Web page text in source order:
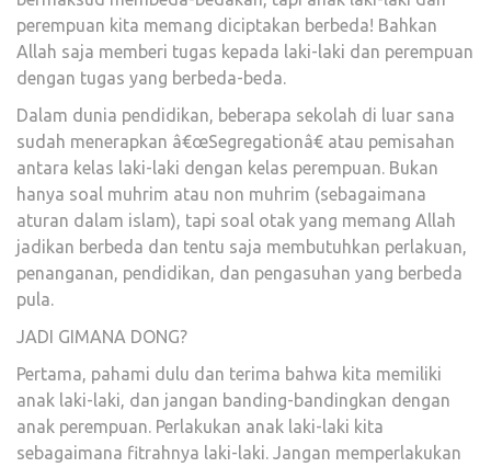
perempuan kita memang diciptakan berbeda! Bahkan
Allah saja memberi tugas kepada laki-laki dan perempuan
dengan tugas yang berbeda-beda.
Dalam dunia pendidikan, beberapa sekolah di luar sana
sudah menerapkan â€œSegregationâ€ atau pemisahan
antara kelas laki-laki dengan kelas perempuan. Bukan
hanya soal muhrim atau non muhrim (sebagaimana
aturan dalam islam), tapi soal otak yang memang Allah
jadikan berbeda dan tentu saja membutuhkan perlakuan,
penanganan, pendidikan, dan pengasuhan yang berbeda
pula.
JADI GIMANA DONG?
Pertama, pahami dulu dan terima bahwa kita memiliki
anak laki-laki, dan jangan banding-bandingkan dengan
anak perempuan. Perlakukan anak laki-laki kita
sebagaimana fitrahnya laki-laki. Jangan memperlakukan